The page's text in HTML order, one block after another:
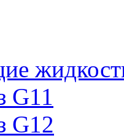
G11
G12